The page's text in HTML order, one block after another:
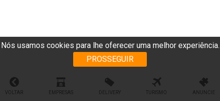
Nós usamos cookies para lhe oferecer uma melhor experiência.
PROSSEGUIR
VOLTAR EMPRESAS DELIVERY TURISMO ANUNCIE